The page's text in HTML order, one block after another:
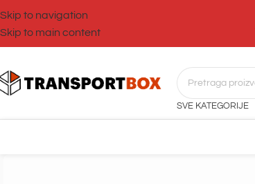
Skip to navigation
Skip to main content
SVE KATEGORIJE